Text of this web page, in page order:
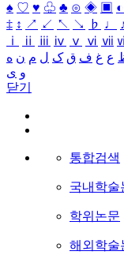
♠ ♡ ♥ ♧ ♣ ⊙ ◈ ▣ ◐
‡ ↕ ↗ ↙ ↖ ↘ ♭ ♩
ⅰ
ⅱ ⅲ ⅳ ⅴ ⅵ ⅶ
ع غ ف ق ک ل م ن ه
و ی
닫기
통합검색
국내학술
학위논문
해외학술